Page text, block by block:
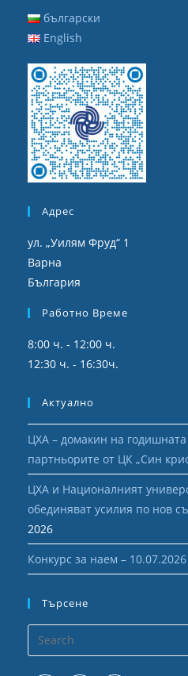
български
English
Адрес
ул. „Уилям Фруд“ 1
Варна
България
Работно Време
8:00 ч. - 12:00 ч.
12:30 ч. - 16:30ч.
Актуално
ЦХА – домакин на
партньорите от ЦК „Син
ЦХА и Националният
обединяват усилия по нов
2026
Конкурс за наем – 10.07.2026
Търсене